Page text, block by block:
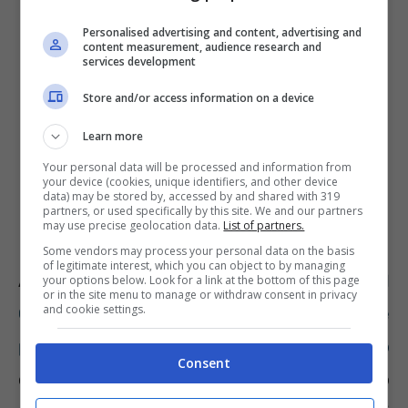
Altra opzione da valutare èla direttiva del
Governo Amato che prevede tre diverse
possibilità per uscire dal mondo del lavoro
con 15 anni di contributi. La pensione si può
Personalised advertising and content, advertising and
content measurement, audience research and
services development
Store and/or access information on a device
Learn more
Your personal data will be processed and information from
your device (cookies, unique identifiers, and other device
data) may be stored by, accessed by and shared with 319
partners, or used specifically by this site. We and our partners
may use precise geolocation data. List of partners.
Some vendors may process your personal data on the basis
of legitimate interest, which you can object to by managing
your options below. Look for a link at the bottom of this page
or in the site menu to manage or withdraw consent in privacy
and cookie settings.
Consent